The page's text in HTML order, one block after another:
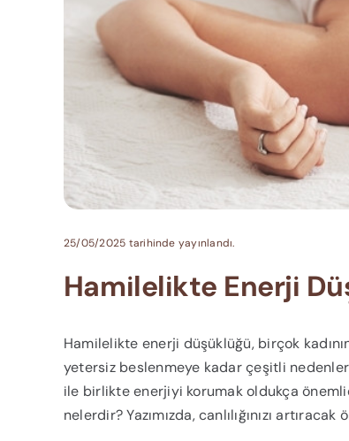
25/05/2025 tarihinde yayınlandı.
Hamilelikte Enerji
Hamilelikte enerji düşüklüğü, birçok
yetersiz beslenmeye kadar çeşitli
ile birlikte enerjiyi korumak oldukça
nelerdir? Yazımızda, canlılığınızı